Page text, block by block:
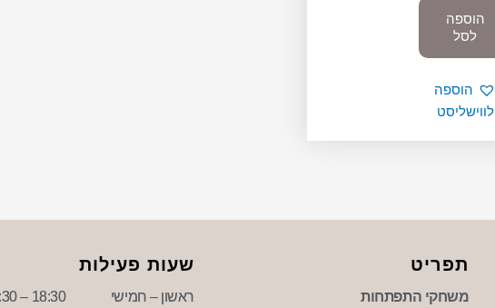
הוספה
לסל
הוספה
לווישליסט
תפריט
משחקי התפתחות
שעות פעילות
ראשון – חמישי 18:30 – 09:30